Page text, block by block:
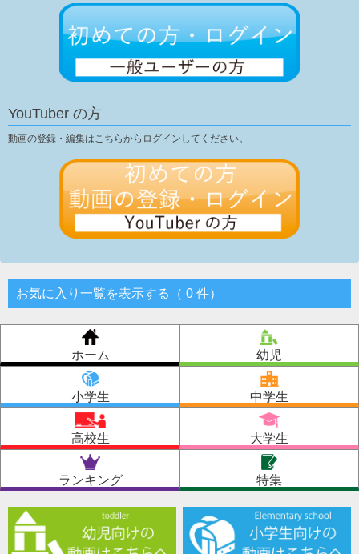
YouTuber の方
動画の登録・編集はこちらからログインしてください。
お気に入り一覧を表示する（ 0 件）
ホーム 幼児
小学生 中学生
高校生 大学生
ランキング 特集